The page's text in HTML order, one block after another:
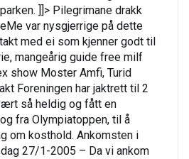
]]> Pilegrimane drakk
var nysgjerrige på dette
med ei som kjenner godt til
mangeårig guide free milf
show Moster Amfi, Turid
Foreningen har jaktrett til 2
så heldig og fått en
fra Olympiatoppen, til å
om kosthold. Ankomsten i
27/1-2005 – Da vi ankom